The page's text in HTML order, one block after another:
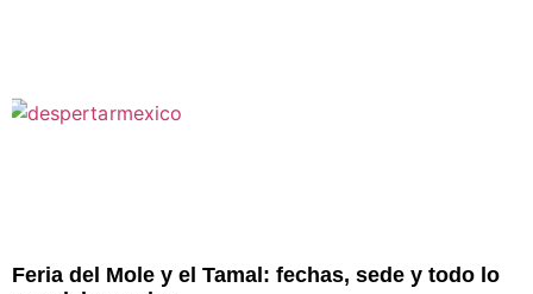
Feria del Mole y el Tamal: fechas, sede y todo lo